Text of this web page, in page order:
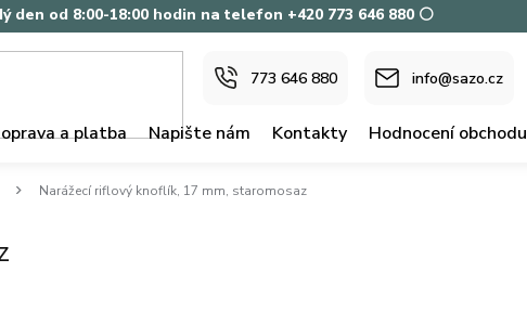
den od 8:00-18:00 hodin na telefon +420 773 646 880 ⚪
773 646 880 info@sazo.cz
a platba Napište nám Kontakty Hodnocení obchodu
Narážecí riflový knoflík, 17 mm, staromosaz